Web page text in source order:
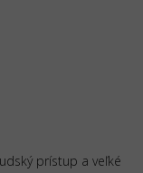
prístup a veľké